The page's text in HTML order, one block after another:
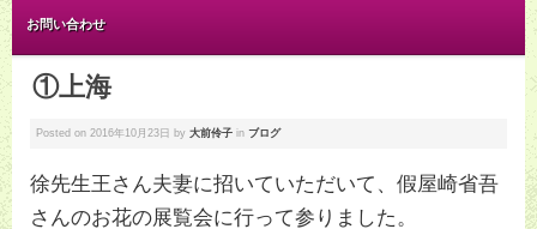
お問い合わせ
①上海
Posted on 2016年10月23日 by 大前伶子 in ブログ
徐先生王さん夫妻に招いていただいて、假屋崎省吾
さんのお花の展覧会に行って参りました。